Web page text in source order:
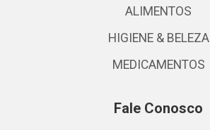
ALIMENTOS
HIGIENE & BELEZA
MEDICAMENTOS
Fale Conosco